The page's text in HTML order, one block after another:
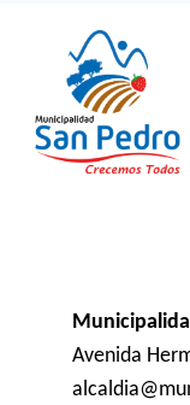
Avenida